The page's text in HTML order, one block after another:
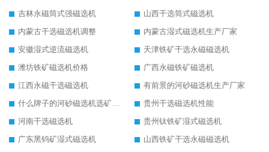
吉林永磁筒式强磁选机
山西干选筒式磁选机
内蒙古干选磁选机调整
内蒙古湿式磁选机生产厂家
安徽湿式逆流磁选机
天津铁矿干选永磁磁选机
潍坊铁矿磁选机价格
广西永磁铁矿磁选机
江西永磁干选磁选机
有前景的河砂磁选机生产厂家
什么牌子的河砂磁选机选矿效果好
贵州干选磁选机性能
河南干选磁选机
贵州钛铁矿湿式磁选机
广东黑钨矿湿式磁选机
山西铁矿干选永磁磁选机